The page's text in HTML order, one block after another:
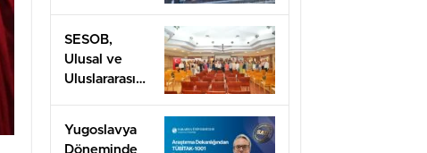
SESOB,
Ulusal ve
Uluslararası
Ağını
Yugoslavya
Döneminde